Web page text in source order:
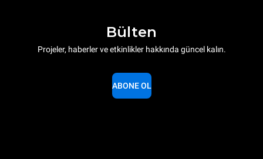
Bülten
Projeler, haberler ve etkinlikler hakkında güncel kalın.
ABONE OL